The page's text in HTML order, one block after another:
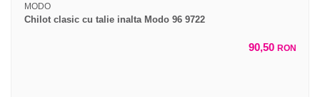
MODO
Chilot clasic cu talie inalta Modo 96 9722
90,50 RON